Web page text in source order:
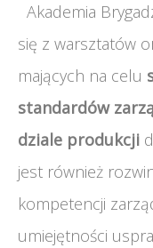
Akademia
się z warsztatów
mających na celu
standardów
dziale produkcji
jest również
kompetencji
umiejętności